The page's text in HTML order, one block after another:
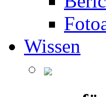
Wissen